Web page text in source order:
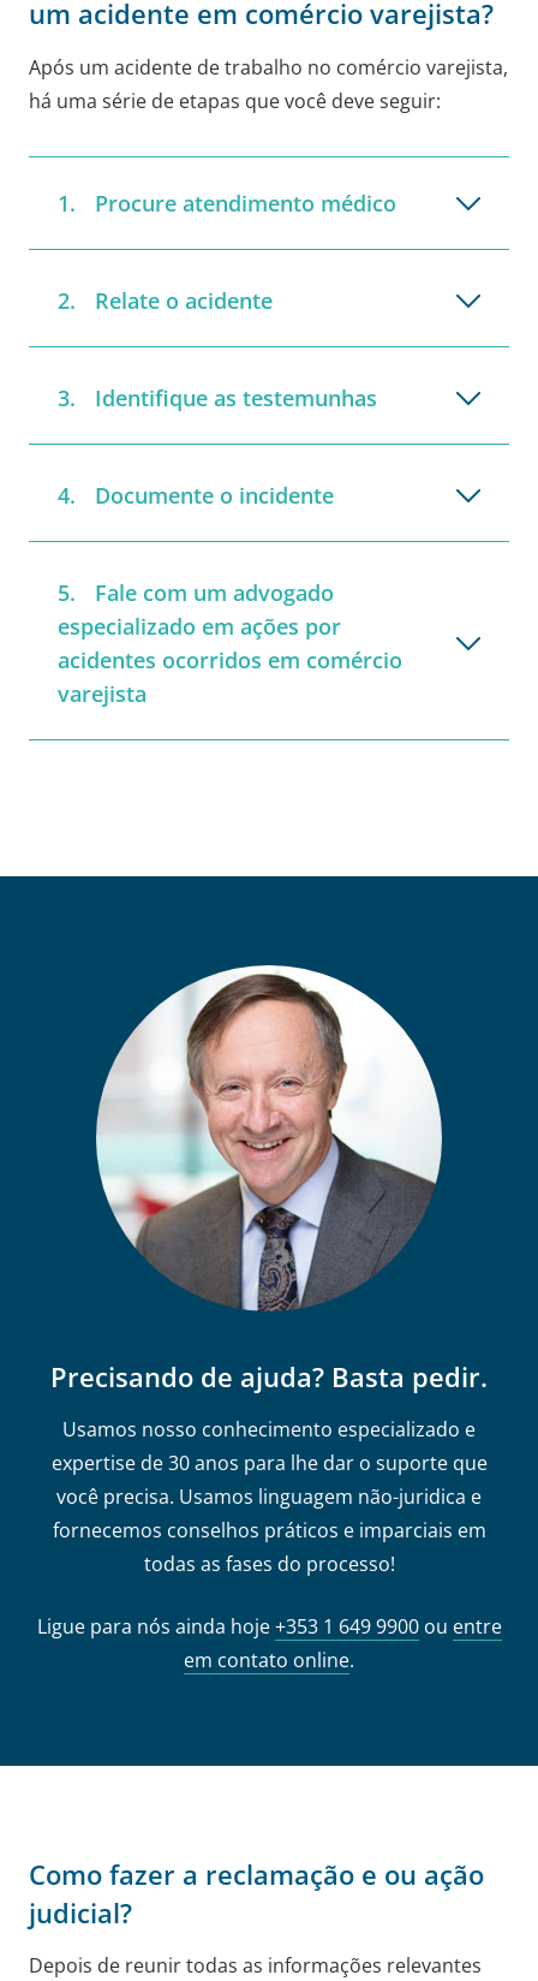
um acidente em comércio varejista?
Após um acidente de trabalho no comércio varejista,
há uma série de etapas que você deve seguir:
Procure atendimento médico
Relate o acidente
Identifique as testemunhas
Documente o incidente
Fale com um advogado
especializado em ações por
acidentes ocorridos em comércio
varejista
Precisando de ajuda? Basta pedir.
Usamos nosso conhecimento especializado e
expertise de 30 anos para lhe dar o suporte que
você precisa. Usamos linguagem não-juridica e
fornecemos conselhos práticos e imparciais em
todas as fases do processo!
Ligue para nós ainda hoje+353 1 649 9900ou entre
em contato online.
Como fazer a reclamação e ou ação
judicial?
Depois de reunir todas as informações relevantes